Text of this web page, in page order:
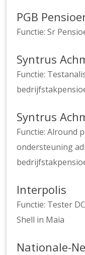
PGB
Functie: Sr
Syntrus
Functie:
Syntrus
Functie: Alround
ondersteuning
Interpolis
Functie: Tester
Shell in Maia
Nationale-